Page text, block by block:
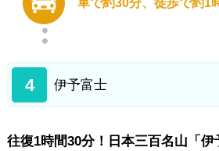
4 伊予富士
往復1時間30分！日本三百名山「伊